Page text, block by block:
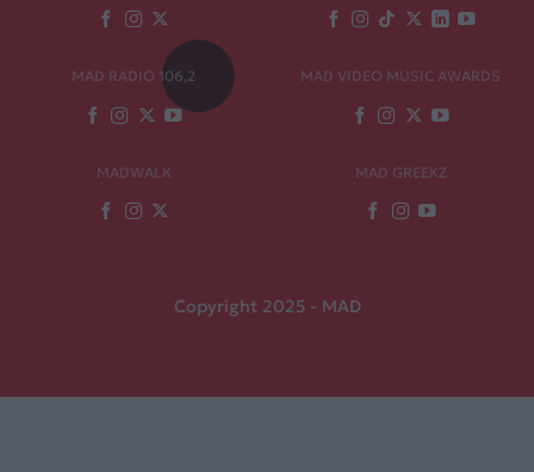
MAD RADIO 106,2 MAD VIDEO MUSIC AWARDS
MADWALK MAD GREEKZ
Copyright 2025 - MAD